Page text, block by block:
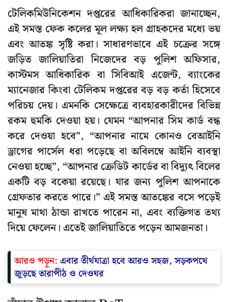
টেলিকমিউনিকেশন দপ্তরের আধিকারিকরা জানাচ্ছেন,
এই সমস্ত ফেক কলের মূল লক্ষ্য হল গ্রাহকদের মধ্যে ভয়
এবং আতঙ্ক সৃষ্টি করা। সাধারণভাবে এই চক্রের সঙ্গে
জড়িত জালিয়াতিরা নিজেদের বড় পুলিশ অফিসার,
কাস্টমস আধিকারিক বা সিবিআই এজেন্ট, ব্যাংকের
ম্যানেজার কিংবা টেলিকম দপ্তরের বড় বড় কর্তা হিসেবে
পরিচয় দেয়। এমনকি সেক্ষেত্রে ব্যবহারকারীদের বিভিন্ন
রকম হুমকি দেওয়া হয়। যেমন “আপনার সিম কার্ড বন্ধ
করে দেওয়া হবে”, “আপনার নামে কোনও বেআইনি
ড্রাগের পার্সেল ধরা পড়েছে বা অবিলম্বে আইনি ব্যবস্থা
নেওয়া হচ্ছে”, “আপনার ক্রেডিট কার্ডের বা বিদ্যুৎ বিলের
একটি বড় বকেয়া রয়েছে। যার জন্য পুলিশ আপনাকে
গ্রেফতার করতে পারে।” এই সমস্ত আতঙ্কের বসে পড়েই
মানুষ মাথা ঠান্ডা রাখতে পারেন না, এবং ব্যক্তিগত তথ্য
দিয়ে ফেলেন। এতেই জালিয়াতিতে পড়েন আমজনতা।
আরও পড়ুন: এবার তীর্থযাত্রা হবে আরও সহজ, সড়কপথে
জুড়ছে তারাপীঠ ও দেওঘর